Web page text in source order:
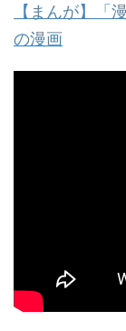
【まんが】「
の漫画